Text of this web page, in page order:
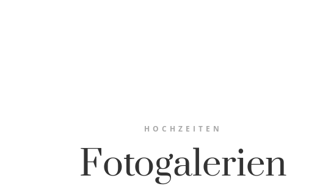
HOCHZEITEN
Fotogalerien